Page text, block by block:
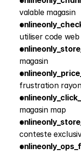
valable magasin
utiliser code web
magasin
frustration
magasin map
conteste